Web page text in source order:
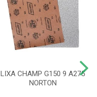
LIXA CHAMP G150 9 A275
NORTON